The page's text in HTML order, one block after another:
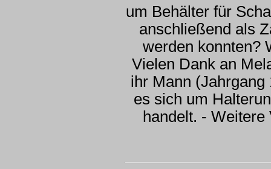
um Behälter für
anschließend als
werden konnten?
Vielen Dank an
ihr Mann
es sich um
handelt. -